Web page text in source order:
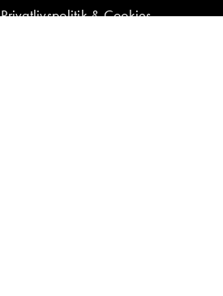
Privatlivspolitik & Cookies